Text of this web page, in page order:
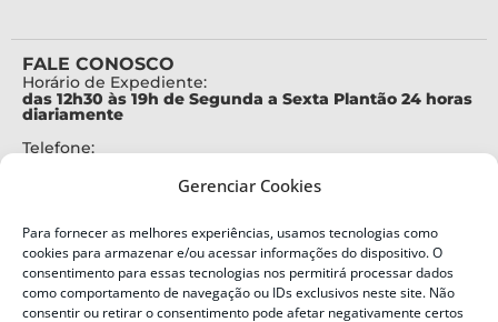
Gerenciar Cookies
Para fornecer as melhores experiências, usamos tecnologias como
cookies para armazenar e/ou acessar informações do dispositivo. O
consentimento para essas tecnologias nos permitirá processar dados
como comportamento de navegação ou IDs exclusivos neste site. Não
consentir ou retirar o consentimento pode afetar negativamente certos
FALE CONOSCO
Horário de Expediente:
das 12h30 às 19h de Segunda a Sexta Plantão 24 horas
diariamente
Telefone:
Alertas Defesa Civil:
SMS 40199
ENDEREÇO